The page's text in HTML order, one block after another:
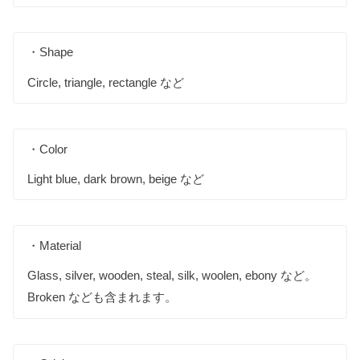
・Shape
Circle, triangle, rectangle など
・Color
Light blue, dark brown, beige など
・Material
Glass, silver, wooden, steal, silk, woolen, ebony など。
Broken なども含まれます。